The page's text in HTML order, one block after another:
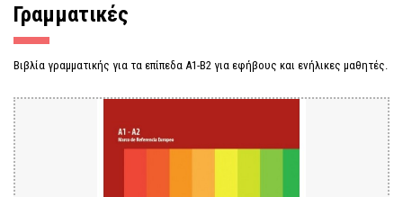
Γραμματικές
Βιβλία γραμματικής για τα επίπεδα A1-B2 για εφήβους και ενήλικες μαθητές.